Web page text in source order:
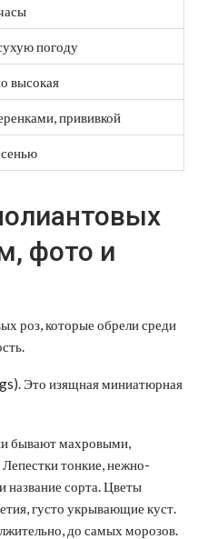
погоду
высокая
прививкой
фото и
роз, которые обрели среди
Это изящная миниатюрная
бывают махровыми,
тонкие, нежно-
название сорта. Цветы
густо укрывающие куст.
до самых морозов.